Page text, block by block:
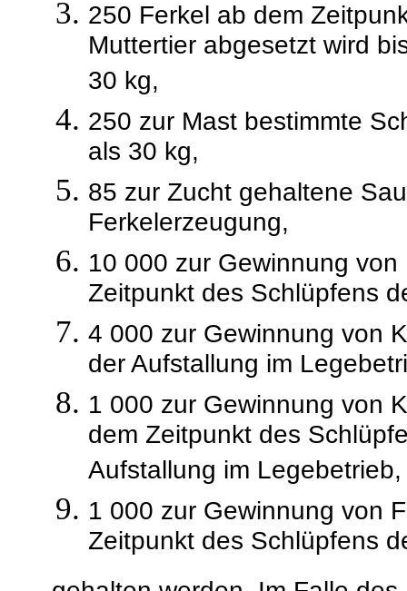
250 Ferkel ab dem
Muttertier abgesetzt wird
30 kg,
250 zur Mast bestimmte
als 30 kg,
85 zur Zucht gehaltene
Ferkelerzeugung,
10 000 zur Gewinnung
Zeitpunkt des Schlüpfens
4 000 zur Gewinnung von
der Aufstallung im
1 000 zur Gewinnung von
dem Zeitpunkt des
Aufstallung im Legebetrieb,
1 000 zur Gewinnung von
Zeitpunkt des Schlüpfens